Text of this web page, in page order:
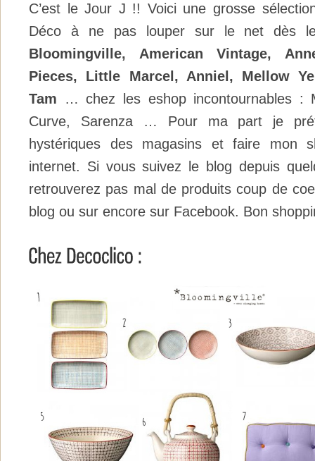
C’est le Jour J !! Voici une grosse
Déco à ne pas louper sur le net dès
Bloomingville, American Vintage,
Pieces, Little Marcel, Anniel, Mellow
Tam … chez les eshop incontournables :
Curve, Sarenza … Pour ma part je
hystériques des magasins et faire mon
internet. Si vous suivez le blog depuis
retrouverez pas mal de produits coup de
blog ou sur encore sur Facebook. Bon